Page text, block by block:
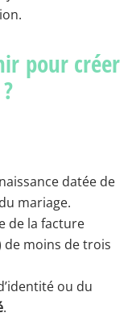
pour créer
datée de
mariage.
de la facture
de moins de trois
ou du
.